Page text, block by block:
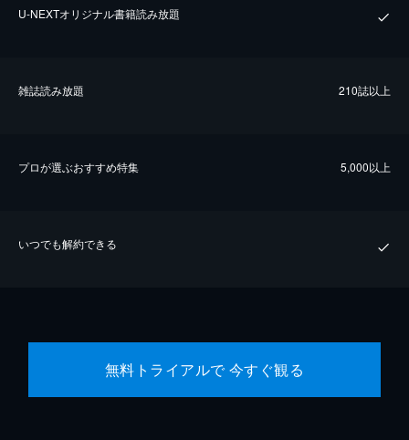
U-NEXTオリジナル書籍読み放題
雑誌読み放題 210誌以上
プロが選ぶおすすめ特集 5,000以上
いつでも解約できる
無料トライアルで 今すぐ観る